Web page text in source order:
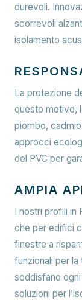
durevoli.
scorrevoli
isolamento
La protezione
questo motivo,
piombo,
approcci
del PVC per
AMPIA
I nostri profili in
che per edifici
finestre a
funzionali per
soddisfano
soluzioni per